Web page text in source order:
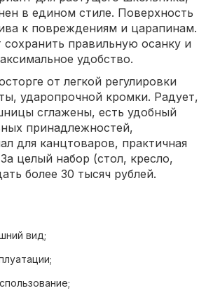
в едином стиле. Поверхность
к повреждениям и царапинам.
сохранить правильную осанку и
удобство.
от легкой регулировки
ударопрочной кромки. Радует,
сглажены, есть удобный
принадлежностей,
для канцтоваров, практичная
целый набор (стол, кресло,
более 30 тысяч рублей.
вид;